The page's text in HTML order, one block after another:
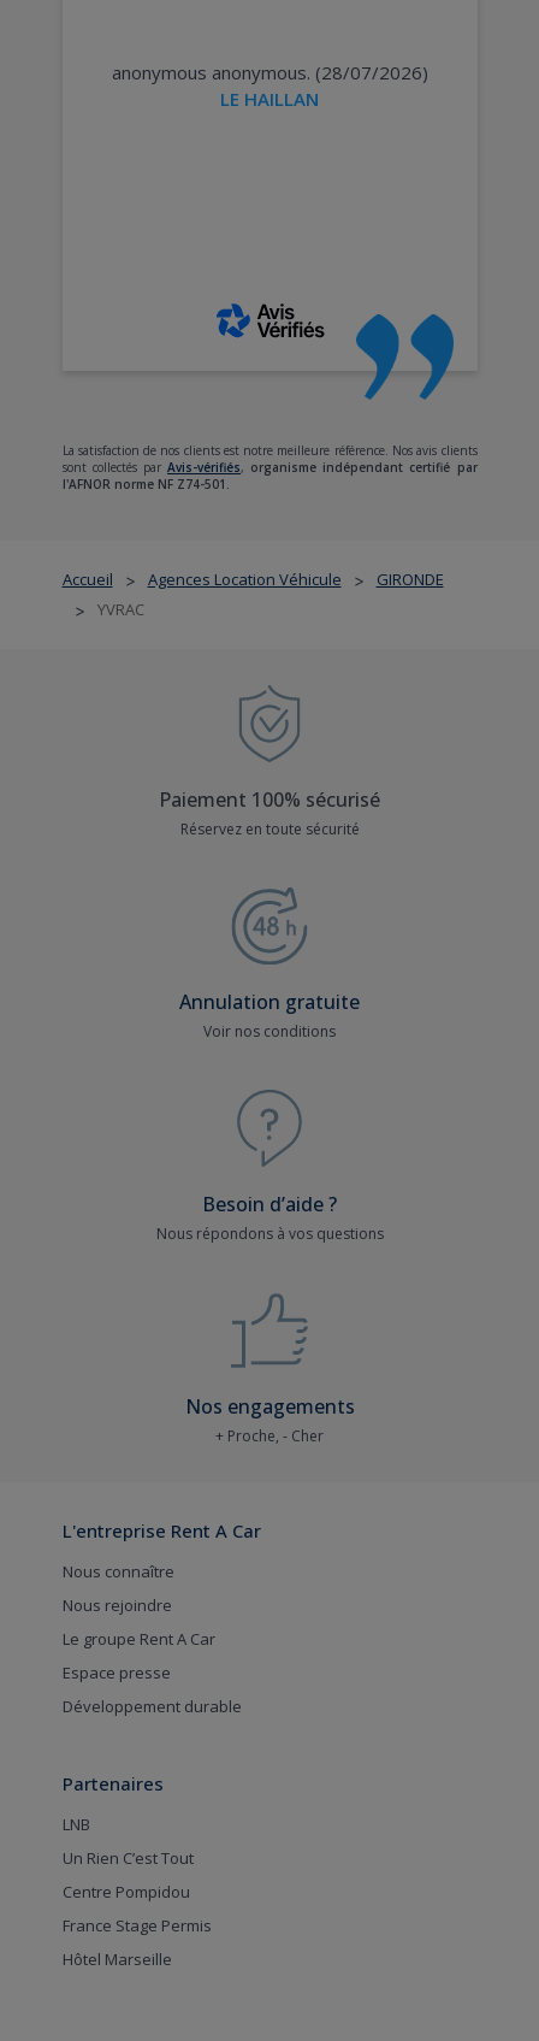
Accueil > Agences Location Véhicule > GIRONDE
> YVRAC
anonymous anonymous. (28/07/2026)
LE HAILLAN
La satisfaction de nos clients est notre meilleure référence. Nos avis clients
sont collectés par Avis-vérifiés, organisme indépendant certifié par
l'AFNOR norme NF Z74-501.
Paiement 100% sécurisé
Réservez en toute sécurité
Annulation gratuite
Voir nos conditions
Besoin d’aide ?
Nous répondons à vos questions
Nos engagements
+ Proche, - Cher
L'entreprise Rent A Car
Nous connaître
Nous rejoindre
Le groupe Rent A Car
Espace presse
Développement durable
Partenaires
LNB
Un Rien C’est Tout
Centre Pompidou
France Stage Permis
Hôtel Marseille